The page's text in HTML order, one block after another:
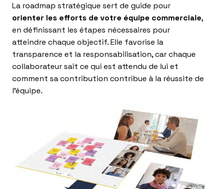
La roadmap stratégique sert de guide pour
orienter les efforts de votre équipe commerciale,
en définissant les étapes nécessaires pour
atteindre chaque objectif. Elle favorise la
transparence et la responsabilisation, car chaque
collaborateur sait ce qui est attendu de lui et
comment sa contribution contribue à la réussite de
l’équipe.